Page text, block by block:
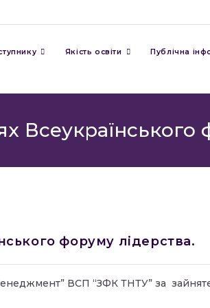
Якість освіти Публічна
Всеукраїнського
форуму лідерства.
ВСП “ЗФК ТНТУ” за зайняте